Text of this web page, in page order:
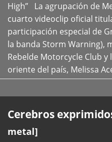
High” La agrupación de
cuarto videoclip oficial
participación especial de
la banda Storm Warning),
Rebelde Motorcycle Club
oriente del país, Melissa
Cerebros
metal]